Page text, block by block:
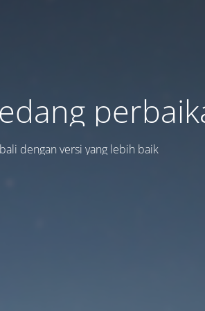
dengan versi yang lebih baik